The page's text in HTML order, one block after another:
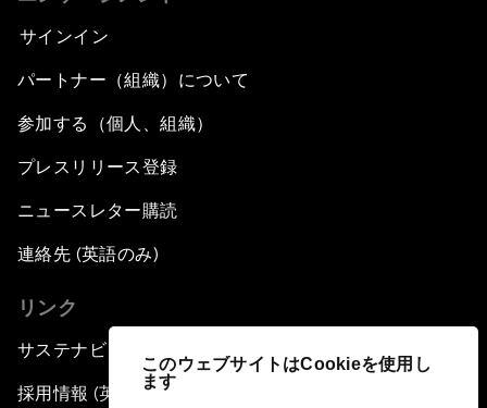
このウェブサイトはCookieを使用し
ます
サインイン
パートナー（組織）について
参加する（個人、組織）
プレスリリース登録
ニュースレター購読
連絡先 (英語のみ)
リンク
サステナビリティへの取り組み
採用情報 (英語のみ)